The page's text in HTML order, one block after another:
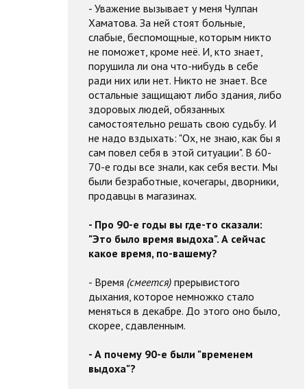
- Уважение вызывает у меня Чулпан
Хаматова. За ней стоят больные,
слабые, беспомощные, которым никто
не поможет, кроме неё. И, кто знает,
порушила ли она что-нибудь в себе
ради них или нет. Никто не знает. Все
остальные защищают либо здания, либо
здоровых людей, обязанных
самостоятельно решать свою судьбу. И
не надо вздыхать: "Ох, не знаю, как бы я
сам повел себя в этой ситуации". В 60-
70-е годы все знали, как себя вести. Мы
были безработные, кочегары, дворники,
продавцы в магазинах.
- Про 90-е годы вы где-то сказали:
"Это было время выдоха". А сейчас
какое время, по-вашему?
- Время (смеется)прерывистого
дыхания, которое немножко стало
меняться в декабре. До этого оно было,
скорее, сдавленным.
- А почему 90-е были "временем
выдоха"?